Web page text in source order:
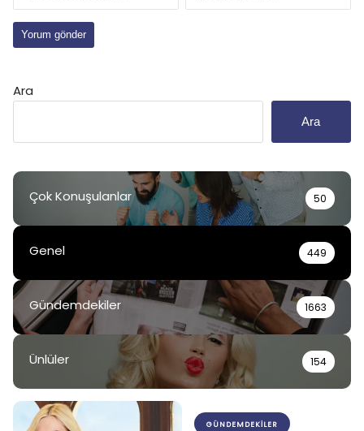
Ara
Ara
Çok Konuşulanlar 50
Genel 449
Gündemdekiler 1663
Ünlüler 154
GÜNDEMDEKILER